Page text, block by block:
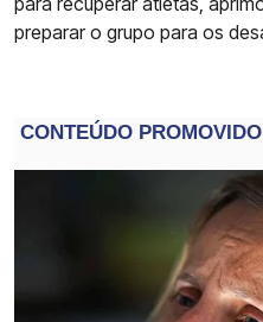
preparar o grupo para os